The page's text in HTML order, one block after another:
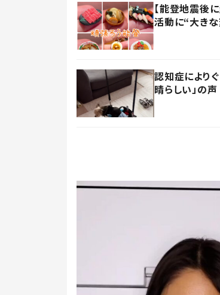
【能登地震後
活動に“大き
認知症により
晴らしい」の声